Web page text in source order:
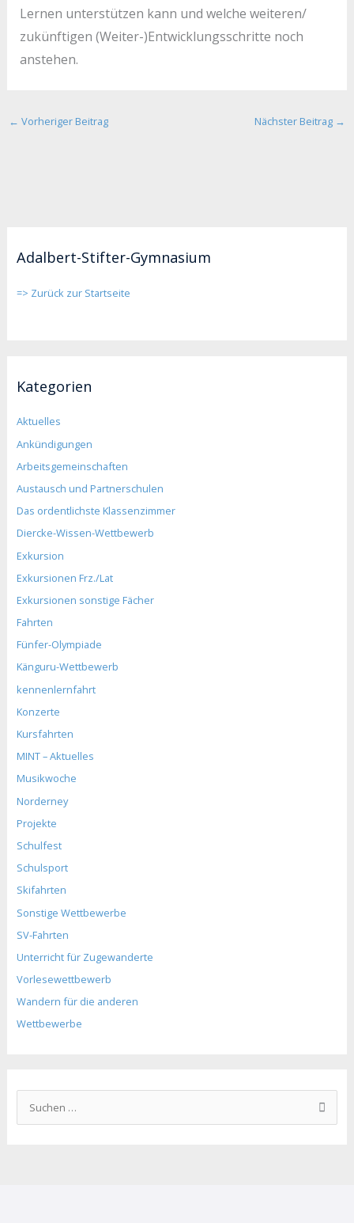
Adalbert-Stifter-Gymnasium
=> Zurück zur Startseite
Kategorien
Aktuelles
Ankündigungen
Arbeitsgemeinschaften
Austausch und Partnerschulen
Das ordentlichste Klassenzimmer
Diercke-Wissen-Wettbewerb
Exkursion
Exkursionen Frz./Lat
Exkursionen sonstige Fächer
Fahrten
Fünfer-Olympiade
Känguru-Wettbewerb
kennenlernfahrt
Konzerte
Kursfahrten
MINT – Aktuelles
Musikwoche
Norderney
Projekte
Schulfest
Schulsport
Skifahrten
Sonstige Wettbewerbe
SV-Fahrten
Unterricht für Zugewanderte
Vorlesewettbewerb
Wandern für die anderen
Wettbewerbe
u
Lernen unterstützen kann und welche weiteren/
zukünftigen (Weiter-)Entwicklungsschritte noch
anstehen.
← Vorheriger Beitrag Nächster Beitrag →